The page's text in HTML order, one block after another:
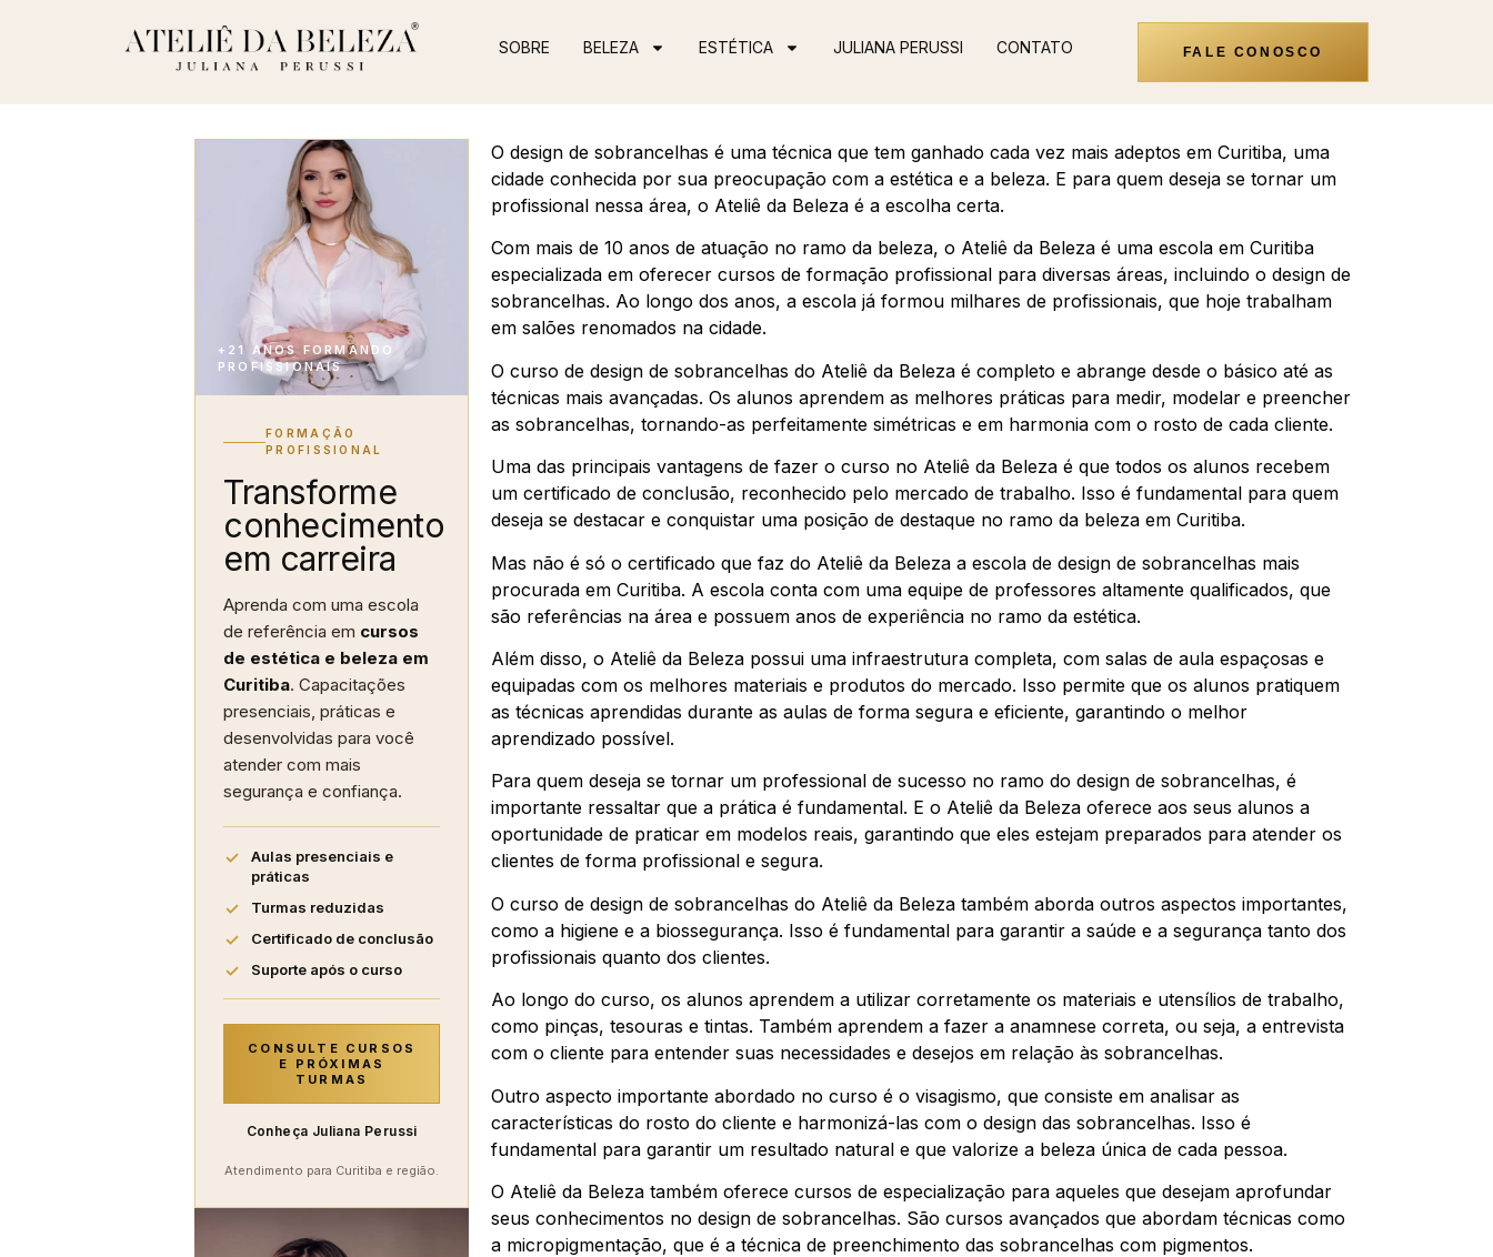
SOBRE BELEZA ESTÉTICA JULIANA PERUSSI CONTATO FALE CONOSCO
+21 ANOS FORMANDO
PROFISSIONAIS
FORMAÇÃO
PROFISSIONAL
Transforme
conhecimento
em carreira
Aprenda com uma escola
de referência em cursos
de estética e beleza em
Curitiba. Capacitações
presenciais, práticas e
desenvolvidas para você
atender com mais
segurança e confiança.
Aulas presenciais e
práticas
Turmas reduzidas
Certificado de conclusão
Suporte após o curso
CONSULTE CURSOS
E PRÓXIMAS
TURMAS
Conheça Juliana Perussi
Atendimento para Curitiba e região.
O design de sobrancelhas é uma técnica que tem ganhado cada vez mais adeptos em Curitiba, uma
cidade conhecida por sua preocupação com a estética e a beleza. E para quem deseja se tornar um
profissional nessa área, o Ateliê da Beleza é a escolha certa.
Com mais de 10 anos de atuação no ramo da beleza, o Ateliê da Beleza é uma escola em Curitiba
especializada em oferecer cursos de formação profissional para diversas áreas, incluindo o design de
sobrancelhas. Ao longo dos anos, a escola já formou milhares de profissionais, que hoje trabalham
em salões renomados na cidade.
O curso de design de sobrancelhas do Ateliê da Beleza é completo e abrange desde o básico até as
técnicas mais avançadas. Os alunos aprendem as melhores práticas para medir, modelar e preencher
as sobrancelhas, tornando-as perfeitamente simétricas e em harmonia com o rosto de cada cliente.
Uma das principais vantagens de fazer o curso no Ateliê da Beleza é que todos os alunos recebem
um certificado de conclusão, reconhecido pelo mercado de trabalho. Isso é fundamental para quem
deseja se destacar e conquistar uma posição de destaque no ramo da beleza em Curitiba.
Mas não é só o certificado que faz do Ateliê da Beleza a escola de design de sobrancelhas mais
procurada em Curitiba. A escola conta com uma equipe de professores altamente qualificados, que
são referências na área e possuem anos de experiência no ramo da estética.
Além disso, o Ateliê da Beleza possui uma infraestrutura completa, com salas de aula espaçosas e
equipadas com os melhores materiais e produtos do mercado. Isso permite que os alunos pratiquem
as técnicas aprendidas durante as aulas de forma segura e eficiente, garantindo o melhor
aprendizado possível.
Para quem deseja se tornar um professional de sucesso no ramo do design de sobrancelhas, é
importante ressaltar que a prática é fundamental. E o Ateliê da Beleza oferece aos seus alunos a
oportunidade de praticar em modelos reais, garantindo que eles estejam preparados para atender os
clientes de forma profissional e segura.
O curso de design de sobrancelhas do Ateliê da Beleza também aborda outros aspectos importantes,
como a higiene e a biossegurança. Isso é fundamental para garantir a saúde e a segurança tanto dos
profissionais quanto dos clientes.
Ao longo do curso, os alunos aprendem a utilizar corretamente os materiais e utensílios de trabalho,
como pinças, tesouras e tintas. Também aprendem a fazer a anamnese correta, ou seja, a entrevista
com o cliente para entender suas necessidades e desejos em relação às sobrancelhas.
Outro aspecto importante abordado no curso é o visagismo, que consiste em analisar as
características do rosto do cliente e harmonizá-las com o design das sobrancelhas. Isso é
fundamental para garantir um resultado natural e que valorize a beleza única de cada pessoa.
O Ateliê da Beleza também oferece cursos de especialização para aqueles que desejam aprofundar
seus conhecimentos no design de sobrancelhas. São cursos avançados que abordam técnicas como
a micropigmentação, que é a técnica de preenchimento das sobrancelhas com pigmentos.